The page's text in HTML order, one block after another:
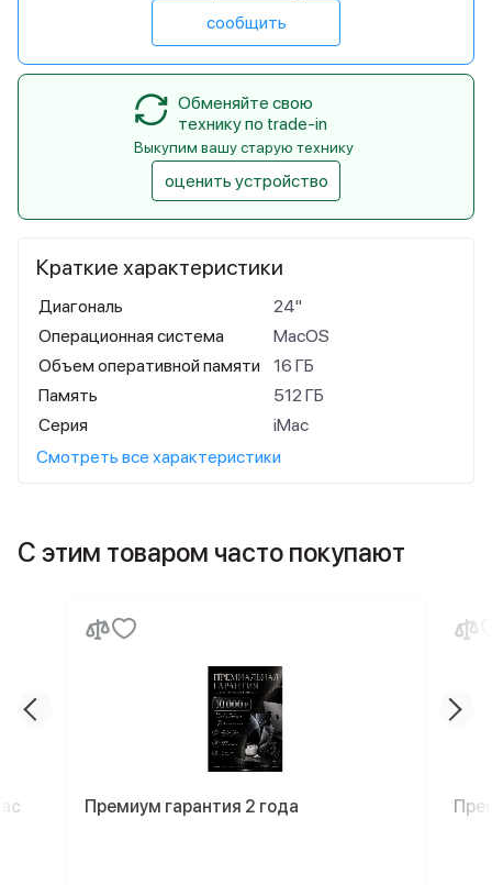
Краткие характеристики
Диагональ
24"
Операционная система
MacOS
Объем оперативной памяти
16 ГБ
Память
512 ГБ
Серия
iMac
Смотреть все характеристики
сообщить
Обменяйте свою
технику по trade-in
Выкупим вашу старую технику
оценить устройство
С этим товаром часто покупают
Премиум гарантия 2 года